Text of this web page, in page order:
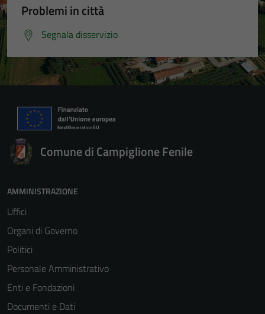
Problemi in città
Segnala disservizio
Comune di Campiglione Fenile
AMMINISTRAZIONE
Uffici
Organi di Governo
Politici
Personale Amministrativo
Enti e Fondazioni
Documenti e Dati